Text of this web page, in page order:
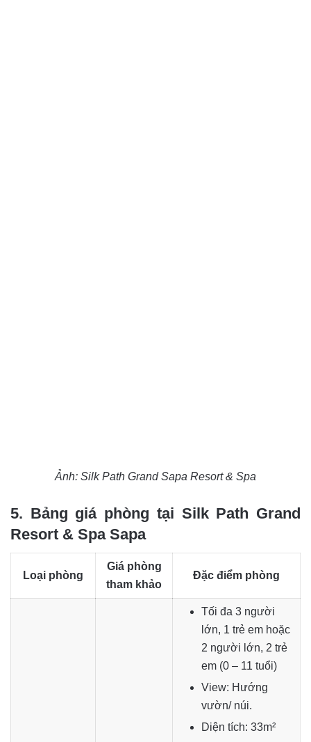
Ảnh: Silk Path Grand Sapa Resort & Spa
5. Bảng giá phòng tại Silk Path Grand
Resort & Spa Sapa
Loại phòng
Giá phòng
tham khảo
Đặc điểm phòng
Tối đa 3 người
lớn, 1 trẻ em hoặc
2 người lớn, 2 trẻ
em (0 – 11 tuổi)
View: Hướng
vườn/ núi.
Diện tích: 33m²